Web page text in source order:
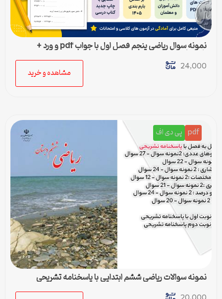
نمونه سوال ریاضی پنجم فصل اول با جواب pdf و ورد +
24,000
مشاهده و خرید
pdf پی دی اف
نمونه سوالات ریاضی ششم ابتدایی با پاسخنامه تشریحی